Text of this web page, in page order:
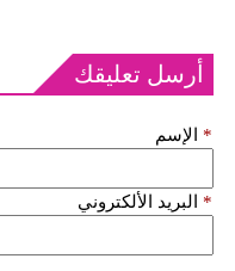
أرسل تعليقك
الإسم *
البريد الألكتروني *